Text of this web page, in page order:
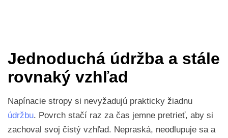
Jednoduchá údržba a stále
rovnaký vzhľad
Napínacie stropy si nevyžadujú prakticky žiadnu
údržbu. Povrch stačí raz za čas jemne pretrieť, aby si
zachoval svoj čistý vzhľad. Nepraská, neodlupuje sa a